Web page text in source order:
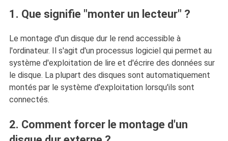
1. Que signifie "monter un lecteur" ?
Le montage d'un disque dur le rend accessible à
l'ordinateur. Il s'agit d'un processus logiciel qui permet au
système d'exploitation de lire et d'écrire des données sur
le disque. La plupart des disques sont automatiquement
montés par le système d'exploitation lorsqu'ils sont
connectés.
2. Comment forcer le montage d'un